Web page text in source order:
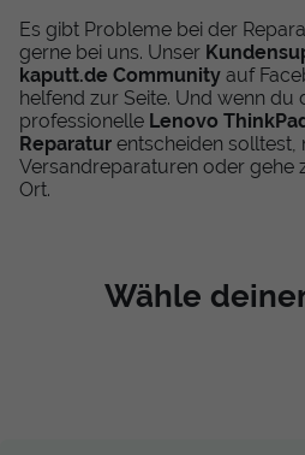
Es gibt Probleme bei der
gerne bei uns. Unser
kaputt.de Community auf
helfend zur Seite. Und wenn du
professionelle Lenovo
Reparatur entscheiden solltest,
Versandreparaturen oder gehe
Ort.
Wähle